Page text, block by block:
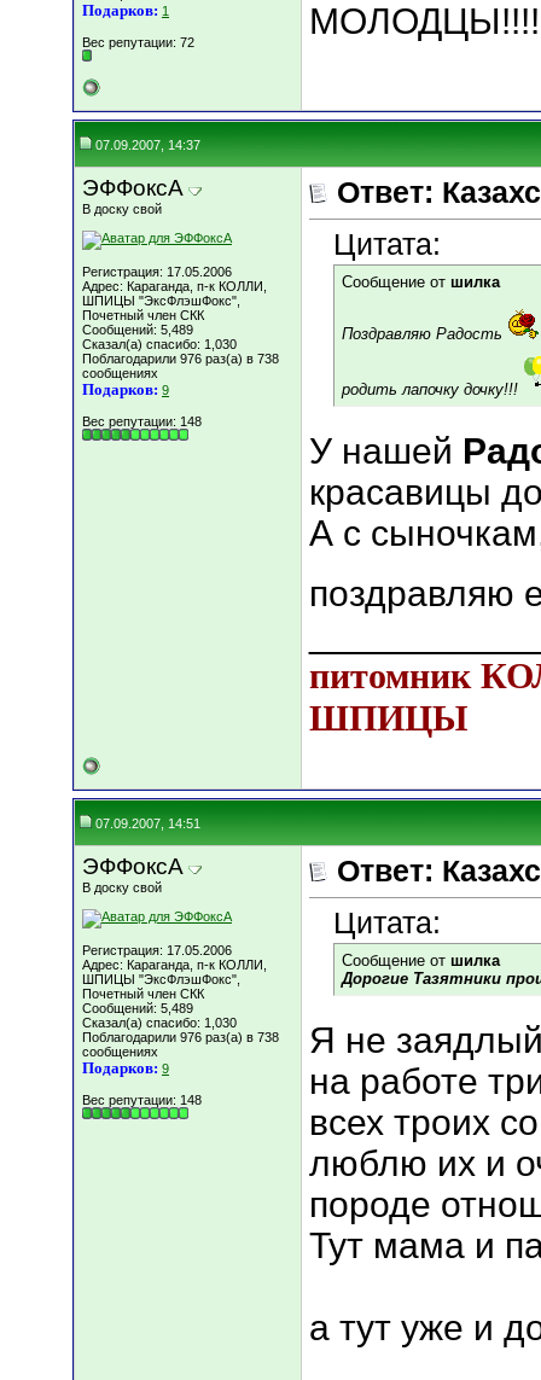
Подарков: 1
Вес репутации: 72
07.09.2007, 14:37
ЭФФоксА
В доску свой
Регистрация: 17.05.2006
Адрес: Караганда, п-к КОЛЛИ,
ШПИЦЫ "ЭксФлэшФокс",
Почетный член СКК
Сообщений: 5,489
Сказал(а) спасибо: 1,030
Поблагодарили 976 раз(а) в 738
сообщениях
Подарков: 9
Вес репутации: 148
Ответ:
Цитата:
Сообщение от шилка
Поздравляю Радость
родить лапочку дочку!!!
У нашей
красавицы
А с
поздравляю
питомник
ШПИЦЫ
07.09.2007, 14:51
ЭФФоксА
В доску свой
Регистрация: 17.05.2006
Адрес: Караганда, п-к КОЛЛИ,
ШПИЦЫ "ЭксФлэшФокс",
Почетный член СКК
Сообщений: 5,489
Сказал(а) спасибо: 1,030
Поблагодарили 976 раз(а) в 738
сообщениях
Подарков: 9
Вес репутации: 148
Ответ:
Цитата:
Сообщение от шилка
Дорогие Тазятники
Я не
на работе
всех троих
люблю их и
породе
Тут мама и
а тут уже и